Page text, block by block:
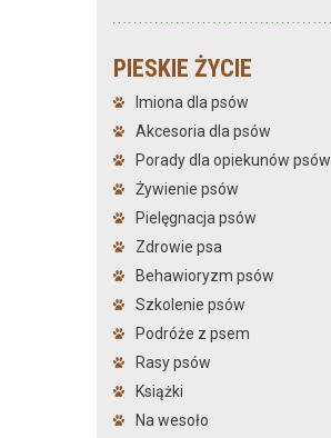
PIESKIE ŻYCIE
Imiona dla psów
Akcesoria dla psów
Porady dla opiekunów psów
Żywienie psów
Pielęgnacja psów
Zdrowie psa
Behawioryzm psów
Szkolenie psów
Podróże z psem
Rasy psów
Książki
Na wesoło